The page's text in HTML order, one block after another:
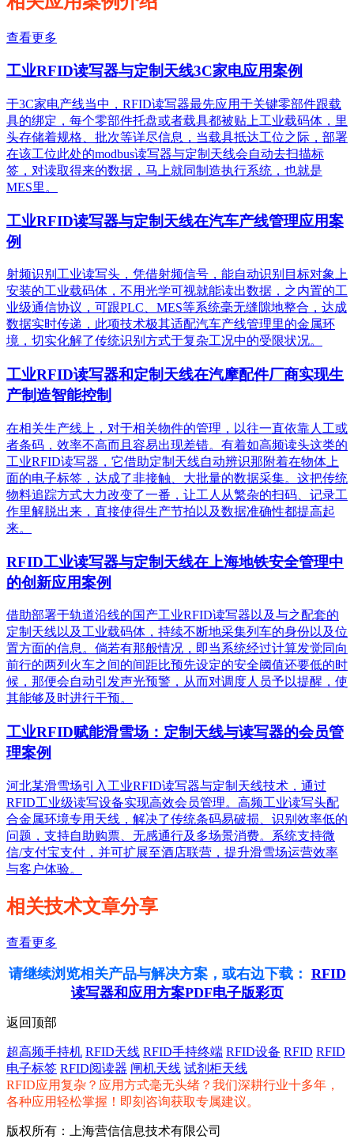
查看更多
工业RFID读写器与定制天线3C家电应用案例
于3C家电产线当中，RFID读写器最先应用于关键零部件跟载
具的绑定，每个零部件托盘或者载具都被贴上工业载码体，里
头存储着规格、批次等详尽信息，当载具抵达工位之际，部署
在该工位此处的modbus读写器与定制天线会自动去扫描标
签，对读取得来的数据，马上就同制造执行系统，也就是
MES里。
工业RFID读写器与定制天线在汽车产线管理应用案
例
射频识别工业读写头，凭借射频信号，能自动识别目标对象上
安装的工业载码体，不用光学可视就能读出数据，之内置的工
业级通信协议，可跟PLC、MES等系统毫无缝隙地整合，达成
数据实时传递，此项技术极其适配汽车产线管理里的金属环
境，切实化解了传统识别方式于复杂工况中的受限状况。
工业RFID读写器和定制天线在汽摩配件厂商实现生
产制造智能控制
在相关生产线上，对于相关物件的管理，以往一直依靠人工或
者条码，效率不高而且容易出现差错。有着如高频读头这类的
工业RFID读写器，它借助定制天线自动辨识那附着在物体上
面的电子标签，达成了非接触、大批量的数据采集。这把传统
物料追踪方式大力改变了一番，让工人从繁杂的扫码、记录工
作里解脱出来，直接使得生产节拍以及数据准确性都提高起
来。
RFID工业读写器与定制天线在上海地铁安全管理中
的创新应用案例
借助部署于轨道沿线的国产工业RFID读写器以及与之配套的
定制天线以及工业载码体，持续不断地采集列车的身份以及位
置方面的信息。倘若有那般情况，即当系统经过计算发觉同向
前行的两列火车之间的间距比预先设定的安全阈值还要低的时
候，那便会自动引发声光预警，从而对调度人员予以提醒，使
其能够及时进行干预。
工业RFID赋能滑雪场：定制天线与读写器的会员管
理案例
河北某滑雪场引入工业RFID读写器与定制天线技术，通过
RFID工业级读写设备实现高效会员管理。高频工业读写头配
合金属环境专用天线，解决了传统条码易破损、识别效率低的
问题，支持自助购票、无感通行及多场景消费。系统支持微
信/支付宝支付，并可扩展至酒店联营，提升滑雪场运营效率
与客户体验。
相关技术文章分享
查看更多
请继续浏览相关产品与解决方案，或右边下载： RFID
读写器和应用方案PDF电子版彩页
返回顶部
超高频手持机 RFID天线 RFID手持终端 RFID设备 RFID RFID
电子标签 RFID阅读器 闸机天线 试剂柜天线
RFID应用复杂？应用方式毫无头绪？我们深耕行业十多年，
各种应用轻松掌握！即刻咨询获取专属建议。
版权所有：上海营信信息技术有限公司